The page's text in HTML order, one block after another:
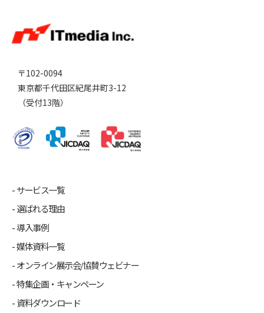
〒102-0094
東京都千代田区紀尾井町3-12
（受付13階）
サービス一覧
選ばれる理由
導入事例
媒体資料一覧
オンライン展示会/協賛ウェビナー
特集企画・キャンペーン
資料ダウンロード